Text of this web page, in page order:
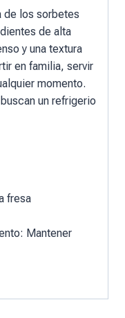
de los sorbetes
de alta
y una textura
en familia, servir
momento.
un refrigerio
fresa
Mantener